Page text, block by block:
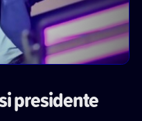
presidente